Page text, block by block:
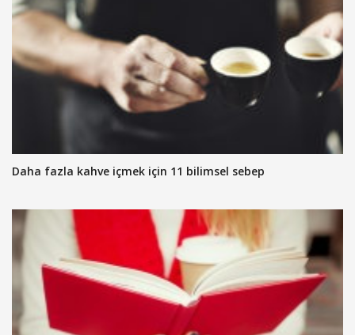
Daha fazla kahve içmek için 11 bilimsel sebep